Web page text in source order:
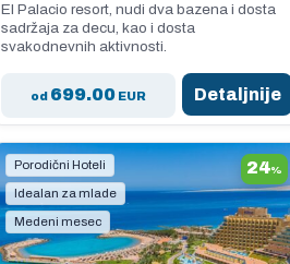
El Palacio resort, nudi dva bazena i dosta
sadržaja za decu, kao i dosta
svakodnevnih aktivnosti.
od 699.00 EUR Detaljnije
Porodični Hoteli
Idealan za mlade
Medeni mesec
24%